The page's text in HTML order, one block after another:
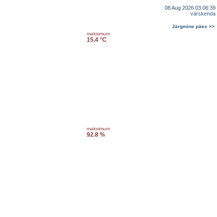
08 Aug 2026 03:06:39
värskenda
Järgmine päev >>
maksimum
15.4 °C
maksimum
92.8 %